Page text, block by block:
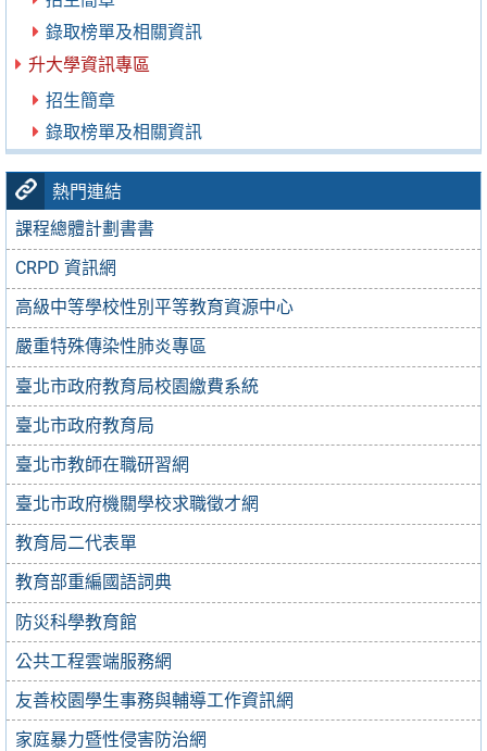
錄取榜單及相關資訊
升大學資訊專區
招生簡章
錄取榜單及相關資訊
熱門連結
課程總體計劃書書
CRPD 資訊網
高級中等學校性別平等教育資源中心
嚴重特殊傳染性肺炎專區
臺北市政府教育局校園繳費系統
臺北市政府教育局
臺北市教師在職研習網
臺北市政府機關學校求職徵才網
教育局二代表單
教育部重編國語詞典
防災科學教育館
公共工程雲端服務網
友善校園學生事務與輔導工作資訊網
家庭暴力暨性侵害防治網